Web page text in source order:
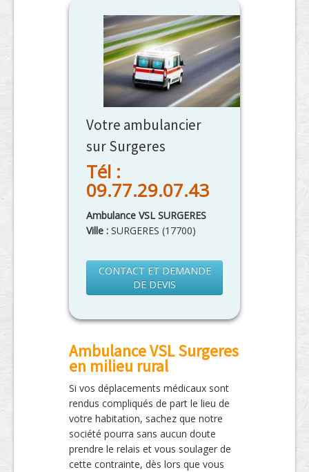
Votre ambulancier
sur Surgeres
Tél :
09.77.29.07.43
Ambulance VSL SURGERES
Ville : SURGERES (17700)
CONTACT ET DEMANDE
DE DEVIS
Ambulance VSL Surgeres
en milieu rural
Si vos déplacements médicaux sont
rendus compliqués de part le lieu de
votre habitation, sachez que notre
société pourra sans aucun doute
prendre le relais et vous soulager de
cette contrainte, dès lors que vous